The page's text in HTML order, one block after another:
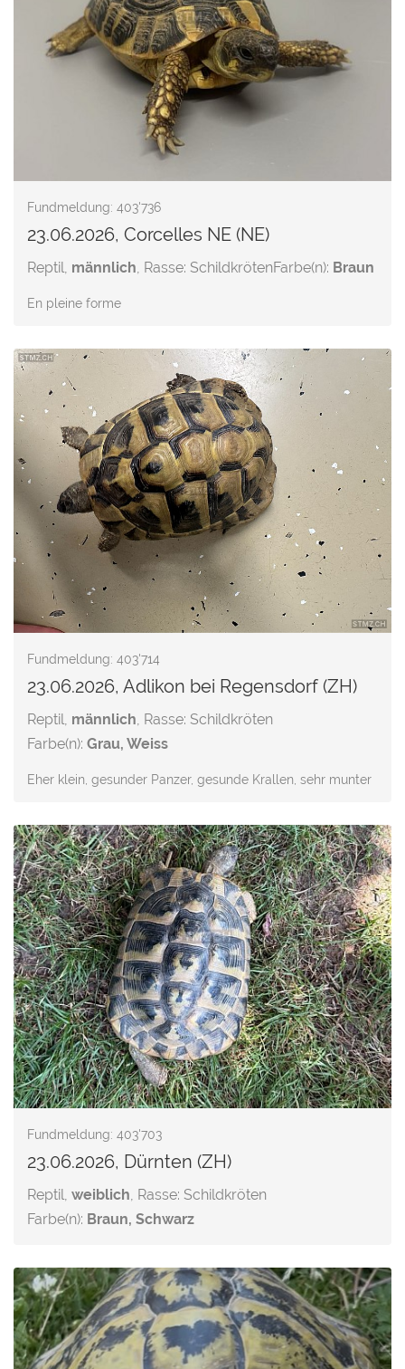
Fundmeldung: 403'736
23.06.2026, Corcelles NE (NE)
Reptil, männlich, Rasse: SchildkrötenFarbe(n): Braun
En pleine forme
Fundmeldung: 403'714
23.06.2026, Adlikon bei Regensdorf (ZH)
Reptil, männlich, Rasse: Schildkröten
Farbe(n): Grau, Weiss
Eher klein, gesunder Panzer, gesunde Krallen, sehr munter
Fundmeldung: 403'703
23.06.2026, Dürnten (ZH)
Reptil, weiblich, Rasse: Schildkröten
Farbe(n): Braun, Schwarz